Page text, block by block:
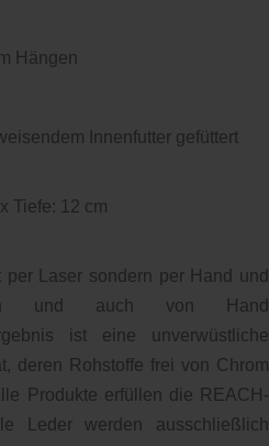
Hängen
Innenfutter gefüttert
Tiefe: 12 cm
Laser sondern per Hand und
und auch von Hand
ist eine unverwüstliche
deren Rohstoffe frei von Chrom
Produkte erfüllen die REACH-
Leder werden ausschließlich